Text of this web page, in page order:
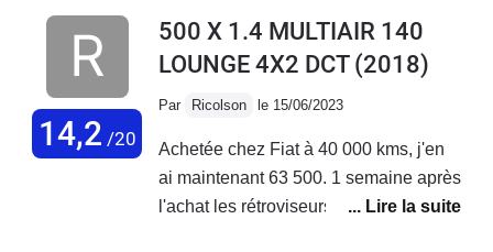
voiture vieillit très mal, tout se met à
déconner et les réparations
de leurs défauts de fabrication !
J'adore ma voiture mais au vu des
coûts de réparations faramineux, des
14,2 /20
500 X 1.4 MULTIAIR 140
LOUNGE 4X2 DCT(2018)
Par Ricolson le 15/06/2023
Achetée chez Fiat à 40 000 kms, j'en
ai maintenant 63 500. 1 semaine après
l'achat les rétroviseurs électriques ne